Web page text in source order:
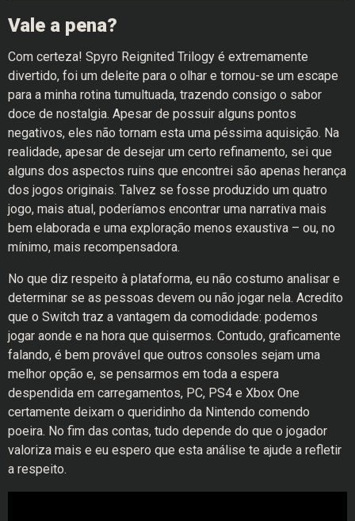
Vale a pena?
Com certeza! Spyro Reignited Trilogy é extremamente
divertido, foi um deleite para o olhar e tornou-se um escape
para a minha rotina tumultuada, trazendo consigo o sabor
doce de nostalgia. Apesar de possuir alguns pontos
negativos, eles não tornam esta uma péssima aquisição. Na
realidade, apesar de desejar um certo refinamento, sei que
alguns dos aspectos ruins que encontrei são apenas herança
dos jogos originais. Talvez se fosse produzido um quatro
jogo, mais atual, poderíamos encontrar uma narrativa mais
bem elaborada e uma exploração menos exaustiva – ou, no
mínimo, mais recompensadora.
No que diz respeito à plataforma, eu não costumo analisar e
determinar se as pessoas devem ou não jogar nela. Acredito
que o Switch traz a vantagem da comodidade: podemos
jogar aonde e na hora que quisermos. Contudo, graficamente
falando, é bem provável que outros consoles sejam uma
melhor opção e, se pensarmos em toda a espera
despendida em carregamentos, PC, PS4 e Xbox One
certamente deixam o queridinho da Nintendo comendo
poeira. No fim das contas, tudo depende do que o jogador
valoriza mais e eu espero que esta análise te ajude a refletir
a respeito.